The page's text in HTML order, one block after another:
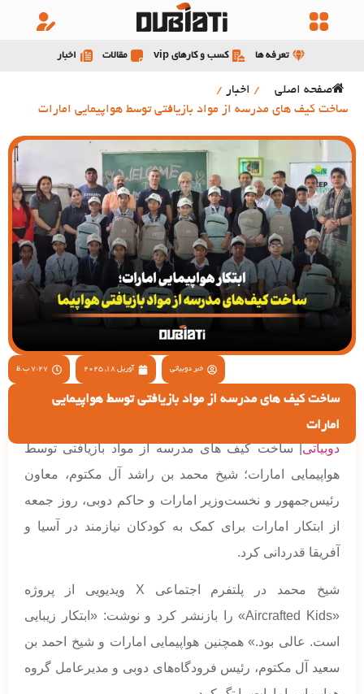
تعرفه ها کسب و کارهای vip مقالات اخبار
صفحه اصلی / اخبار /
ساخت کیف های مدرسه از مواد بازیافتی توسط هواپیمایی امارات
خبر دوبیاتی آوریل 18, 2025 7:27 ب.ظ
ساخت کیف های مدرسه از مواد بازیافتی توسط هواپیمایی
امارات
دوبیاتی| ساخت کیف های مدرسه از مواد بازیافتی توسط
هواپیمایی امارات؛ شیخ محمد بن راشد آل مکتوم، معاون
رئیس‌جمهور و نخست‌وزیر امارات و حاکم دوبی، روز جمعه
از ابتکار امارات برای کمک به کودکان نیازمند در آسیا و
آفریقا قدردانی کرد.
شیخ محمد در پلتفرم اجتماعی X ویدیویی از پروژه
«Aircrafted Kids» را بازنشر کرد و نوشت: «ابتکار زیبایی
است. عالی بود.» همچنین هواپیمایی امارات و شیخ احمد بن
سعید آل مکتوم، رئیس فرودگاه‌های دوبی و مدیرعامل گروه